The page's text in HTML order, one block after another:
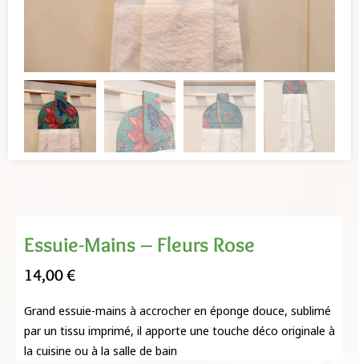
Essuie-Mains – Fleurs Rose
14,00€
Grand essuie-mains à accrocher en éponge douce, sublimé
par un tissu imprimé, il apporte une touche déco originale à
la cuisine ou à la salle de bain